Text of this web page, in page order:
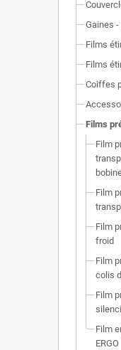
Gaines
Films
Films
Coiffes
Films
Film
Film
Film
froid
Film
colis
Film
Film
ERGO